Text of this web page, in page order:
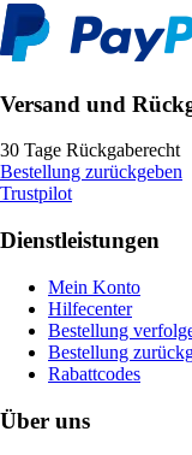
Versand und
30 Tage Rückgaberecht
Bestellung zurückgeben
Trustpilot
Dienstleistungen
Mein Konto
Hilfecenter
Bestellung
Bestellung
Rabattcodes
Über uns